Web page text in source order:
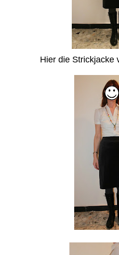
Hier die Strickjacke